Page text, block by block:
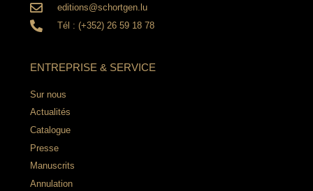
editions@schortgen.lu
Tél : (+352) 26 59 18 78
ENTREPRISE & SERVICE
Sur nous
Actualités
Catalogue
Presse
Manuscrits
Annulation